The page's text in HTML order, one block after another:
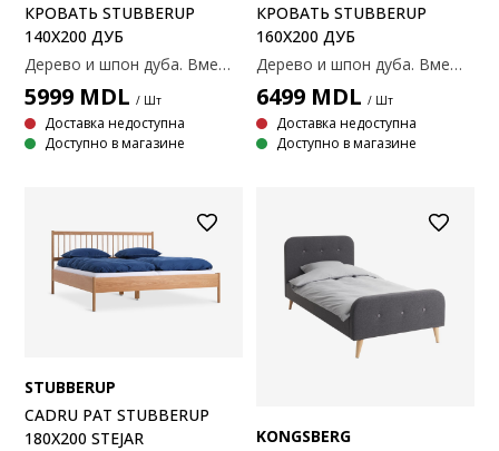
КРОВАТЬ STUBBERUP
140X200 ДУБ
Дерево и шпон дуба. Вмещает пружинные и беспружинные матрасы размером 140х200 см. Без ламелей и матрасов. 147х207x103 см
5999 MDL / Шт
Доставка недоступна
Доступно в магазине
КРОВАТЬ STUBBERUP
160X200 ДУБ
Дерево и шпон дуба. Вмещает пружинные и беспружинные матрасы размером 160х200 см. Без ламелей и матрасов. 167х207x103 см
6499 MDL / Шт
Доставка недоступна
Доступно в магазине
STUBBERUP
CADRU PAT STUBBERUP
180X200 STEJAR
KONGSBERG